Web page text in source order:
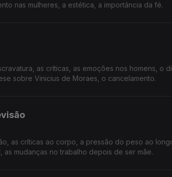
nas mulheres, a estética, a importância da fé.
as críticas, as emoções nos homens, o
sobre Vinicius de Moraes, o cancelamento.
as críticas ao corpo, a pressão do peso ao
mudanças no trabalho depois de ser mãe.